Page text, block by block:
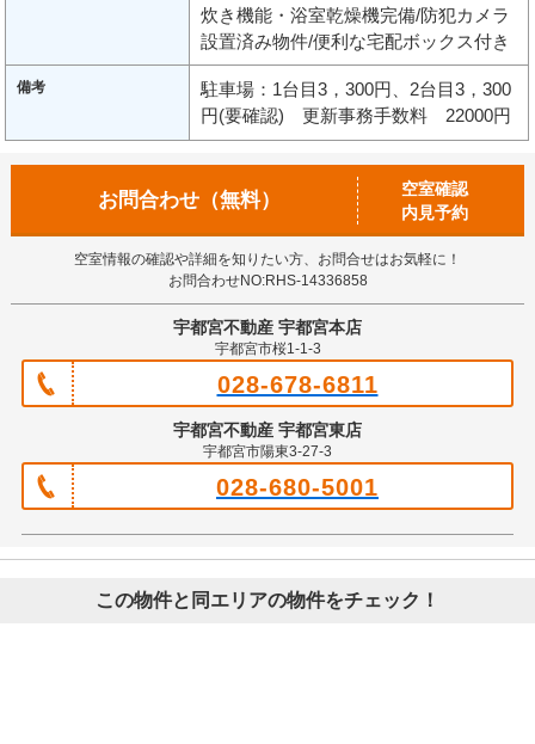
炊き機能・浴室乾燥機完備/防犯カメラ
設置済み物件/便利な宅配ボックス付き
備考
駐車場：1台目3，300円、2台目3，300
円(要確認) 更新事務手数料 22000円
お問合わせ（無料）
空室確認
内見予約
空室情報の確認や詳細を知りたい方、お問合せはお気軽に！
お問合わせNO:RHS-14336858
宇都宮不動産 宇都宮本店
宇都宮市桜1-1-3
028-678-6811
宇都宮不動産 宇都宮東店
宇都宮市陽東3-27-3
028-680-5001
この物件と同エリアの物件をチェック！